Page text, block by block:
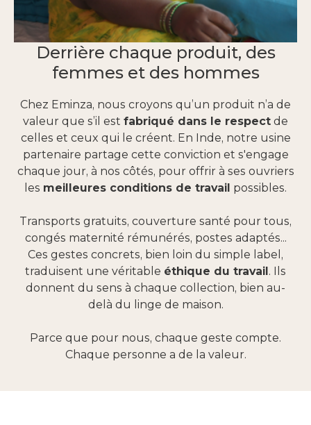
Derrière chaque produit, des
femmes et des hommes
Chez Eminza, nous croyons qu’un produit n’a de
valeur que s’il est fabriqué dans le respect de
celles et ceux qui le créent. En Inde, notre usine
partenaire partage cette conviction et s'engage
chaque jour, à nos côtés, pour offrir à ses ouvriers
les meilleures conditions de travail possibles.
Transports gratuits, couverture santé pour tous,
congés maternité rémunérés, postes adaptés...
Ces gestes concrets, bien loin du simple label,
traduisent une véritable éthique du travail . Ils
donnent du sens à chaque collection, bien au-
delà du linge de maison.
Parce que pour nous, chaque geste compte.
Chaque personne a de la valeur.